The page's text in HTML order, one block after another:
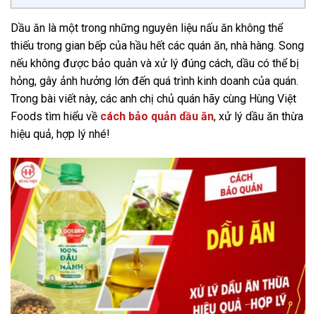
Dầu ăn là một trong những nguyên liệu nấu ăn không thể
thiếu trong gian bếp của hầu hết các quán ăn, nhà hàng. Song
nếu không được bảo quản và xử lý đúng cách, dầu có thể bị
hỏng, gây ảnh hưởng lớn đến quá trình kinh doanh của quán.
Trong bài viết này, các anh chị chủ quán hãy cùng Hùng Việt
Foods tìm hiểu về cách bảo quản dầu ăn, xử lý dầu ăn thừa
hiệu quả, hợp lý nhé!